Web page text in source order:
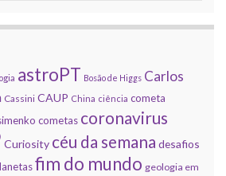
astroPT Bosão de Higgs Carlos
Cassini CAUP China ciência cometa
cometas coronavirus
Curiosity céu da semana desafios
fim do mundo geologia em